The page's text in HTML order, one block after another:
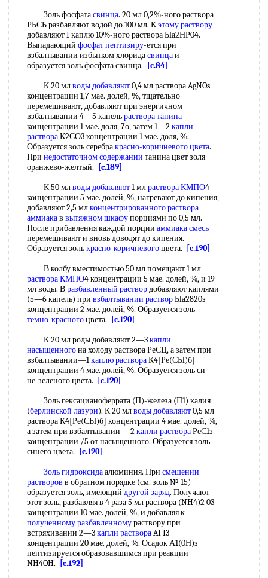
Золь фосфатасвинца. 20 мл 0,2%-ного раствора
РЬСЬ разбавляют водой до 100 мл. Кэтому раствору
добавляют I каплю 10%-ного раствора Ыа2НР04.
Выпадающий фосфат пептизиру-ется при
взбалтывании избытком хлоридасвинцаи
образуется золь фосфата свинца.
[c.84]
К 20 млводы добавляют0,4 мл раствора AgNOs
концентрации 1,7 мае. долей, %, тщательно
перемешивают, добавляют при энергичном
взбалтывании 4—5 капельраствора танина
концентрации 1 мае. доля, 7о, затем 1—2капли
раствораК2СО3 концентрации 1 мае. доля, %.
Образуется золь серебракрасно-коричневого цвета.
При недостаточном содержании танина цвет золя
оранжево-желтый.
[c.189]
К 50 млводы добавляют1 млраствора КМПО4
концентрации 5 мае. долей, %, нагревают до кипения,
добавляют 2,5 млконцентрированного раствора
аммиакав вытяжном шкафупорциями по 0,5 мл.
После прибавления каждой порции аммиака смесь
перемешивают и вновь доводят до кипения.
Образуется золькрасно-коричневогоцвета.
[c.190]
В колбу вместимостью 50 мл помещают 1 мл
раствора КМПО4 концентрации 5 мае. долей, %, и 19
мл воды. Вразбавленный раствордобавляют каплями
(5—6 капель) при взбалтывании растворЫа2820з
концентрации 2 мае. долей, %. Образуется золь
темно-красногоцвета.
[c.190]
К 20 мл роды добавляют 2—3капли
насыщенногона холоду раствора РеСЦ, а затем при
взбалтывании—1каплю раствораК4[Ре(СЫ)б]
концентрации 4 мае. долей, %. Образуется золь си-
не-зеленого цвета.
[c.190]
Золь гексацианоферрата (П)-железа (П1) калия
(берлинской лазури). К 20 млводы добавляют0,5 мл
раствора К4[Ре(СЫ)б] концентрации 4 мае. долей, %,
а затем при взбалтывании— 2капли раствораРеС1з
концентрации /5 от насыщенного. Образуется золь
синего цвета.
[c.190]
Золь гидроксидаалюминия. При смешении
растворов в обратном порядке (см. золь № 15)
образуется золь, имеющий другой заряд. Получают
этот золь, разбавляя в 4 раза 5 мл раствора (NH4)2 03
концентрации 10 мае. долей, %, и добавляя к
полученному разбавленномураствору при
встряхивании 2—3капли раствораAI I3
концентрации 20 мае. долей, %. Осадок А1(0Н)з
пептизируется образовавшимся при реакции
NH4OH.
[c.192]